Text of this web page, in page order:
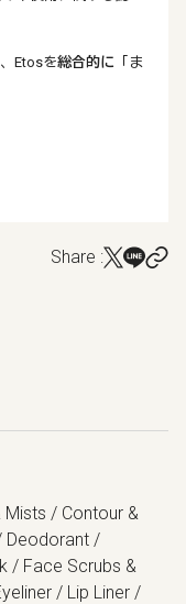
Etosを総合的に 「ま
Share :
/ Contour &
Deodorant /
/ Face Scrubs &
/ Lip Liner /